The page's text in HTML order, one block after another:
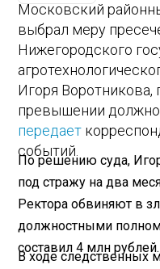
Московский
выбрал меру
Нижегородского
Игоря Воротникова,
превышении
передает
событий.
По решению суда,
под стражу на два
Ректора обвиняют в
должностными
составил 4 млн рублей.
В ходе следственных